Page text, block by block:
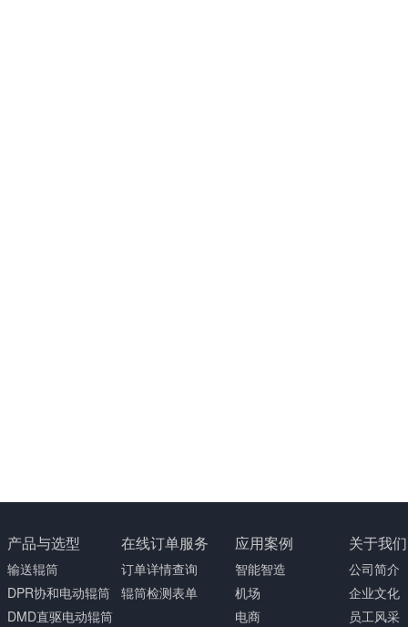
产品与选型
输送辊筒
DPR协和电动辊筒
DMD直驱电动辊筒
在线订单服务
订单详情查询
辊筒检测表单
应用案例
智能智造
机场
电商
关于我们
公司简介
企业文化
员工风采